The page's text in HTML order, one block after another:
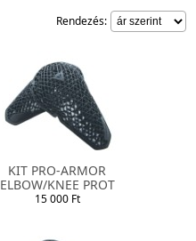
Rendezés:
KIT PRO-ARMOR
ELBOW/KNEE PROT
15 000 Ft